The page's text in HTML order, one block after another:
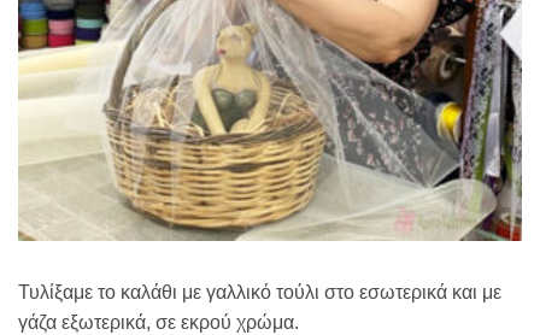
Τυλίξαμε το καλάθι με γαλλικό τούλι στο εσωτερικά και με
γάζα εξωτερικά, σε εκρού χρώμα.